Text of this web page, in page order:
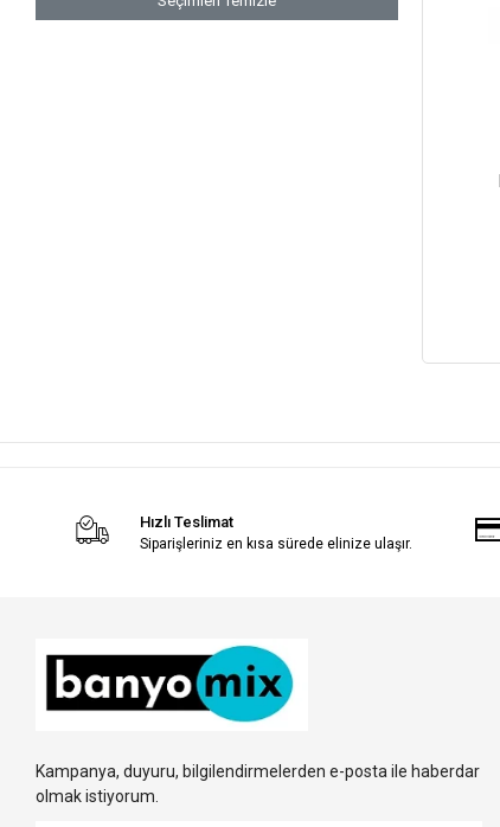
Hızlı Teslimat
Siparişleriniz en kısa sürede elinize ulaşır.
Kampanya, duyuru, bilgilendirmelerden e-posta ile haberdar
olmak istiyorum.